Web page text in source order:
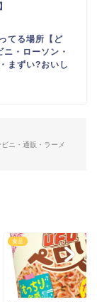
てる場所【ど
・ローソン・
まずい?おいし
ニ・通販・ラーメ
食品